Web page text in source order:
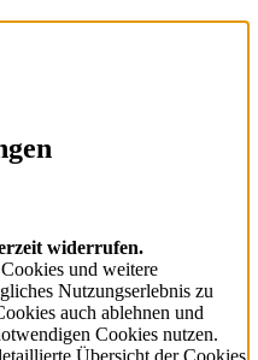
widerrufen.
und weitere
Nutzungserlebnis zu
auch ablehnen und
Cookies nutzen.